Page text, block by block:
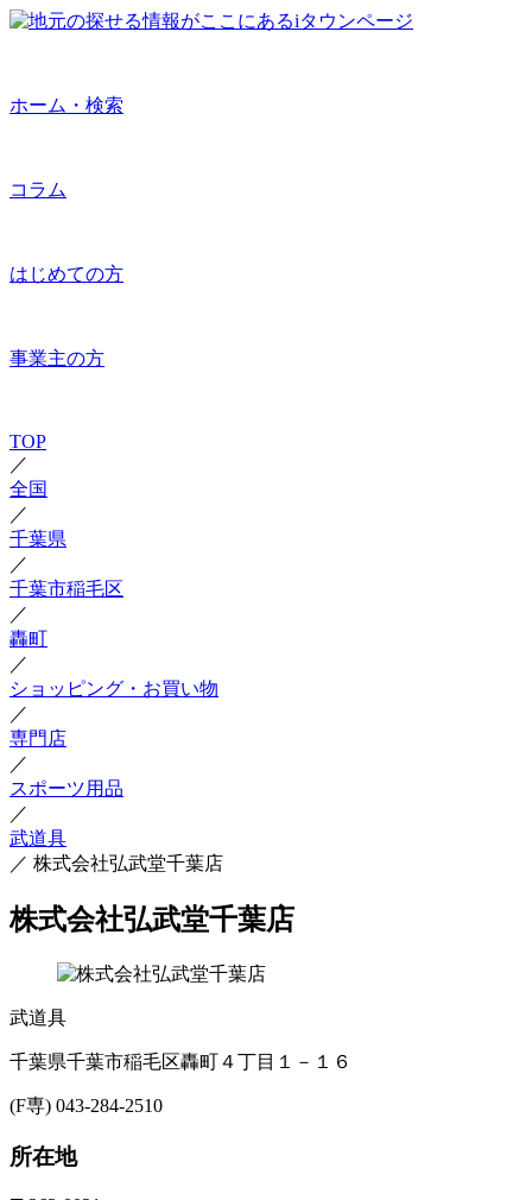
ホーム・検索
コラム
はじめての方
事業主の方
TOP
／
全国
／
千葉県
／
千葉市稲毛区
／
轟町
／
ショッピング・お買い物
／
専門店
／
スポーツ用品
／
武道具
／ 株式会社弘武堂千葉店
株式会社弘武堂千葉店
武道具
千葉県千葉市稲毛区轟町４丁目１－１６
(F専) 043-284-2510
所在地